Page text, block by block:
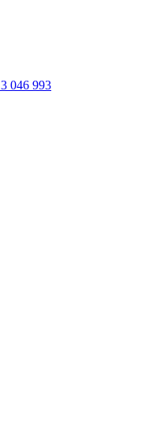
046 993